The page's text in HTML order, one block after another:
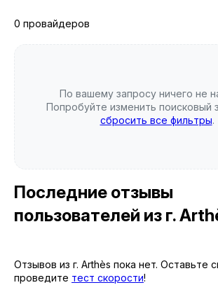
0 провайдеров
По вашему запросу ничего не
Попробуйте изменить поисковый
сбросить все фильтры.
Последние отзывы
пользователей из г.
Отзывов из г. Arthès пока нет. Оставьте
проведите тест скорости!